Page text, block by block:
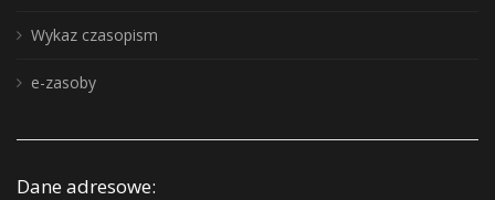
Wykaz czasopism
e-zasoby
Dane adresowe: